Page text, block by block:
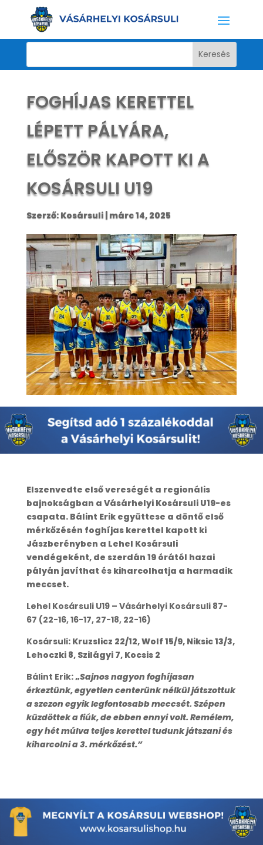
FOGHÍJAS KERETTEL
LÉPETT PÁLYÁRA,
ELŐSZÖR KAPOTT KI A
KOSÁRSULI U19
Szerző: Kosársuli| márc 14, 2025
Elszenvedte első vereségét a regionális
bajnokságban a Vásárhelyi Kosársuli U19-es
csapata. Bálint Erik együttese a döntő első
mérkőzésén foghíjas kerettel kapott ki
Jászberényben a Lehel Kosársuli
vendégeként, de szerdán 19 órától hazai
pályán javíthat és kiharcolhatja a harmadik
meccset.
Lehel Kosársuli U19 – Vásárhelyi Kosársuli 87-
67 (22-16, 16-17, 27-18, 22-16)
Kosársuli: Kruzslicz 22/12, Wolf 15/9, Niksic 13/3,
Lehoczki 8, Szilágyi 7, Kocsis 2
Bálint Erik: „Sajnos nagyon foghíjasan
érkeztünk, egyetlen centerünk nélkül játszottuk
a szezon egyik legfontosabb meccsét. Szépen
küzdöttek a fiúk, de ebben ennyi volt. Remélem,
egy hét múlva teljes kerettel tudunk játszani és
kiharcolni a 3. mérkőzést.”